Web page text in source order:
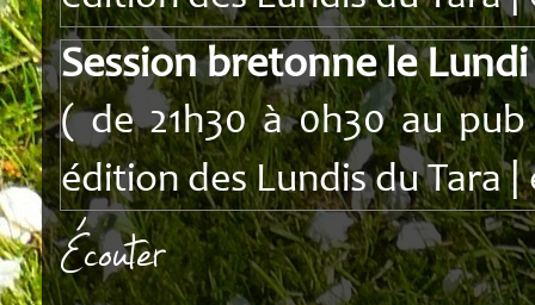
Session bretonne le
( de 21h30 à 0h30 au
édition des Lundis du Tara
Écouter